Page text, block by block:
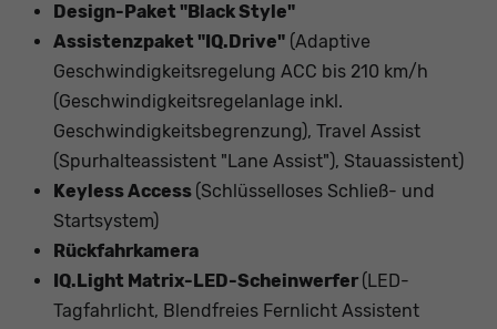
Design-Paket "Black Style"
Assistenzpaket "IQ.Drive" (Adaptive
Geschwindigkeitsregelung ACC bis 210 km/h
(Geschwindigkeitsregelanlage inkl.
Geschwindigkeitsbegrenzung), Travel Assist
(Spurhalteassistent "Lane Assist"), Stauassistent)
Keyless Access (Schlüsselloses Schließ- und
Startsystem)
Rückfahrkamera
IQ.Light Matrix-LED-Scheinwerfer (LED-
Tagfahrlicht, Blendfreies Fernlicht Assistent